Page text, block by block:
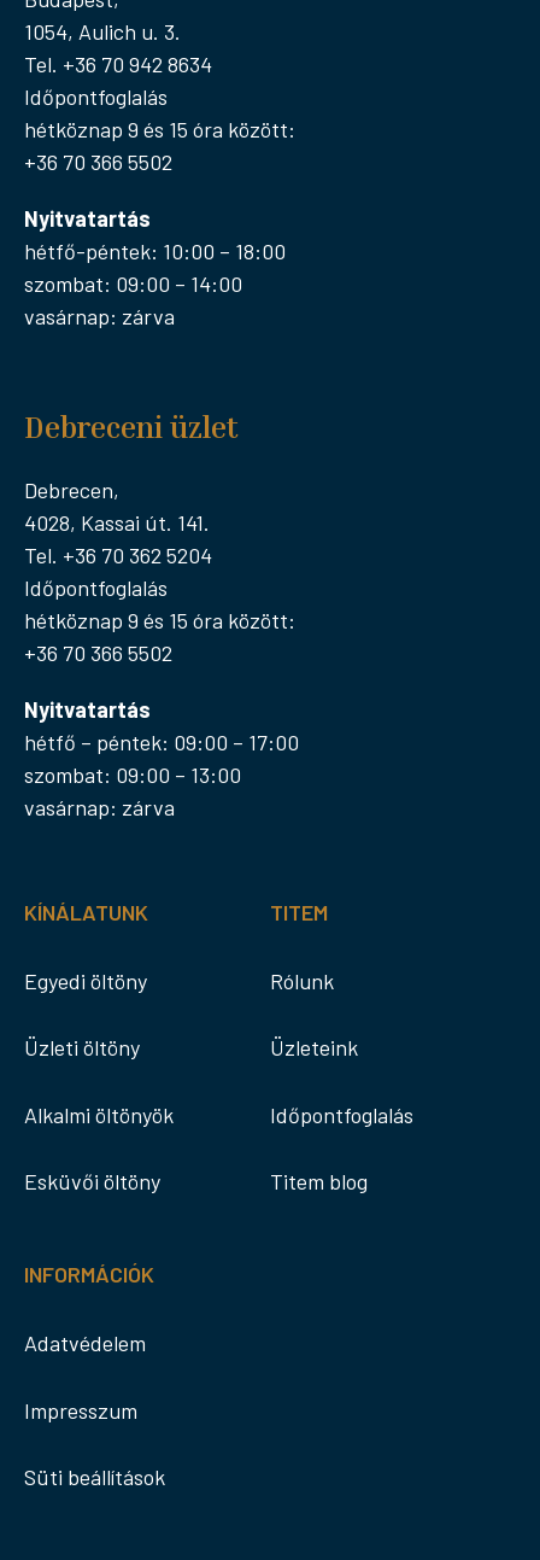
1054, Aulich u. 3.
Tel. +36 70 942 8634
Időpontfoglalás
hétköznap 9 és 15 óra között:
+36 70 366 5502
Nyitvatartás
hétfő-péntek: 10:00 – 18:00
szombat: 09:00 – 14:00
vasárnap: zárva
Debreceni üzlet
Debrecen,
4028, Kassai út. 141.
Tel. +36 70 362 5204
Időpontfoglalás
hétköznap 9 és 15 óra között:
+36 70 366 5502
Nyitvatartás
hétfő – péntek: 09:00 – 17:00
szombat: 09:00 – 13:00
vasárnap: zárva
KÍNÁLATUNK
Egyedi öltöny
Üzleti öltöny
Alkalmi öltönyök
Esküvői öltöny
TITEM
Rólunk
Üzleteink
Időpontfoglalás
Titem blog
INFORMÁCIÓK
Adatvédelem
Impresszum
Süti beállítások